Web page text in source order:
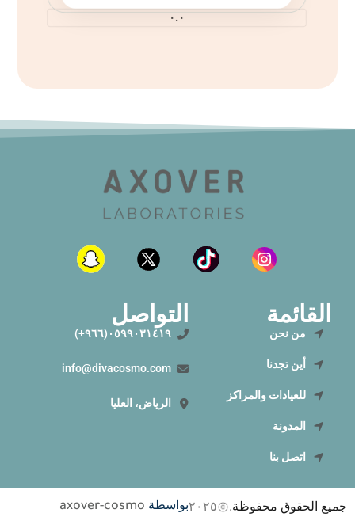
٠.٠
القائمة
من نحن
أين تجدنا
للعيادات والمراكز
المدونة
اتصل بنا
التواصل
٠٥٩٩٠٣١٤١٩(٩٦٦+)
info@divacosmo.com
الرياض، العليا
جميع الحقوق محفوظة. ٢٠٢٥بواسطة axover-cosmo